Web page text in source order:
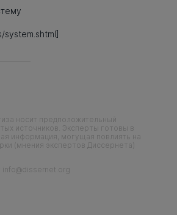
носит предположительный
источников. Эксперты готовы в
информация, могущая повлиять на
(мнения экспертов Диссернета)